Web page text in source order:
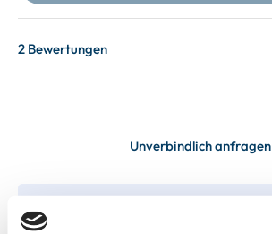
2 Bewertungen
Unverbindlich anfragen
In deiner Buchung inbegriffen